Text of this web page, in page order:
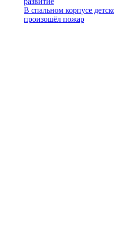
В спальном корпусе
произошёл пожар